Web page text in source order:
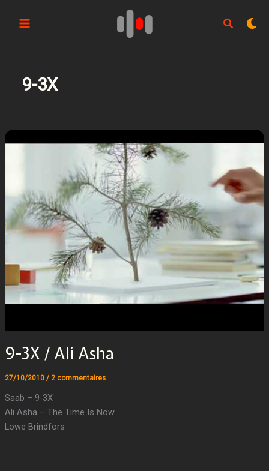
9-3X
9-3X / Ali Asha
27/10/2010 / 2 commentaires
Saab – 9-3X
Ali Asha – The Time Is Now
Lowe Brindfors